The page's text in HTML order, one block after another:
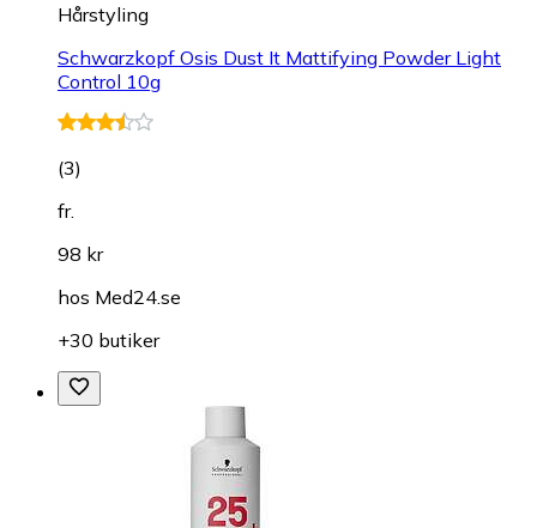
Hårstyling
Schwarzkopf Osis Dust It Mattifying Powder Light
Control 10g
(3)
fr.
98 kr
hos Med24.se
+30 butiker